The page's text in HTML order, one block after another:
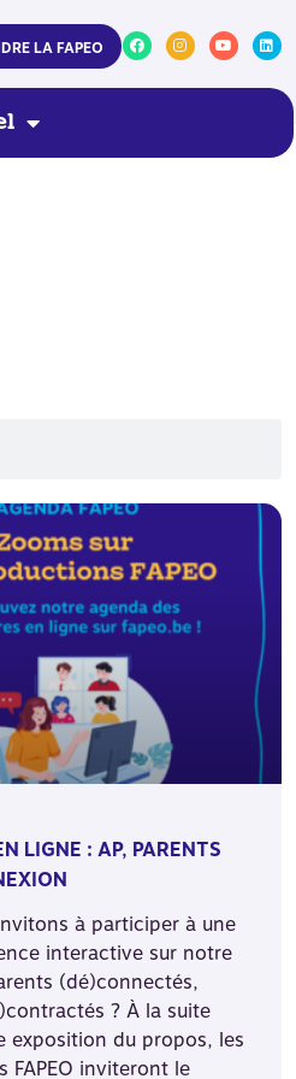
LA FAPEO
LIGNE : AP, PARENTS
à participer à une
interactive sur notre
(dé)connectés,
? À la suite
exposition du propos, les
FAPEO inviteront le